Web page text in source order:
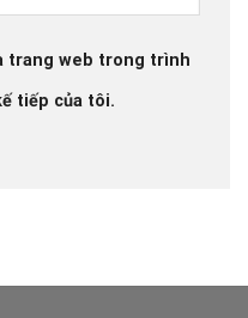
trang web trong trình
tiếp của tôi.